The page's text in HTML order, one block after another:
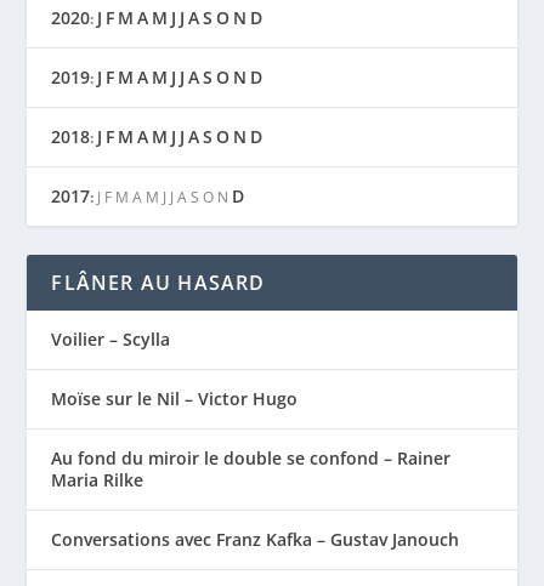
2020: J F M A M J J AS O N D
2019: J F M A M J J AS O N D
2018: J F M A M J J AS O N D
2017: J F M A M J J A S O N D
FLÂNER AU HASARD
Voilier – Scylla
Moïse sur le Nil – Victor Hugo
Au fond du miroir le double se confond – Rainer
Maria Rilke
Conversations avec Franz Kafka – Gustav Janouch